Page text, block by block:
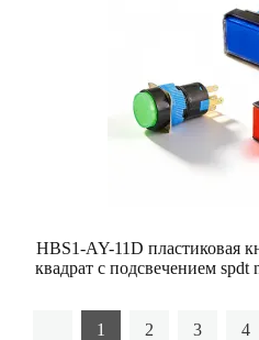
HBS1-AY-11D пластиковая
квадрат с подсвечением
1 2 3 4